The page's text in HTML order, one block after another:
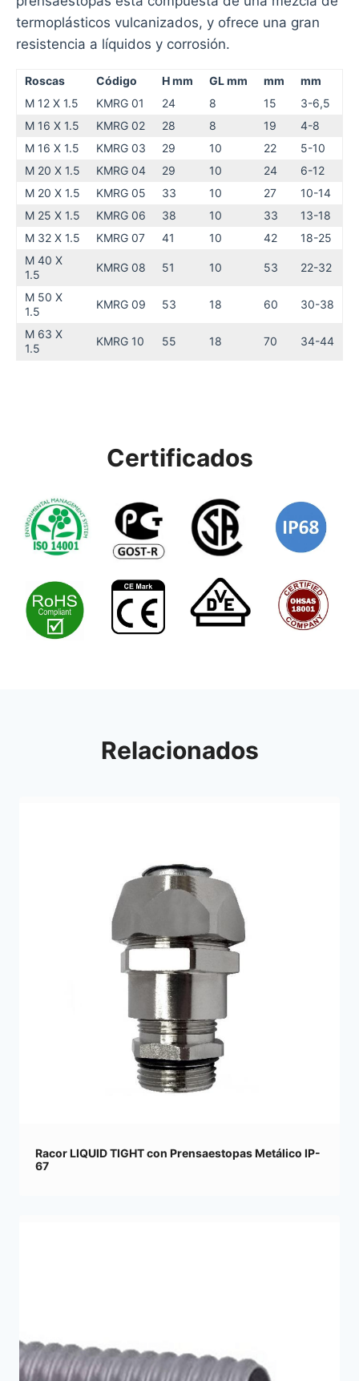
termoplásticos vulcanizados, y ofrece una gran
resistencia a líquidos y corrosión.
Roscas Código H mm GL mm mm
mm
M 12 X 1.5
KMRG 01 24 8 15
3-6,5
M 16 X 1.5
KMRG 02 28 8 19
4-8
M 16 X 1.5
KMRG 03 29 10 22
5-10
M 20 X 1.5
KMRG 04 29 10 24
6-12
M 20 X 1.5
KMRG 05 33 10 27
10-14
M 25 X 1.5
KMRG 06 38 10 33
13-18
M 32 X 1.5
KMRG 07 41 10 42
18-25
M 40 X
1.5
KMRG 08 51 10 53 22-32
M 50 X
1.5
KMRG 09 53 18 60 30-38
M 63 X
1.5
KMRG 10 55 18 70 34-44
Certificados
Relacionados
Racor LIQUID TIGHT con Prensaestopas Metálico IP-
67